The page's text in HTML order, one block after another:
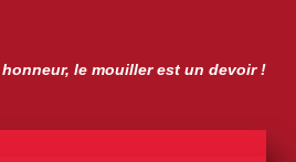
le mouiller est un devoir !